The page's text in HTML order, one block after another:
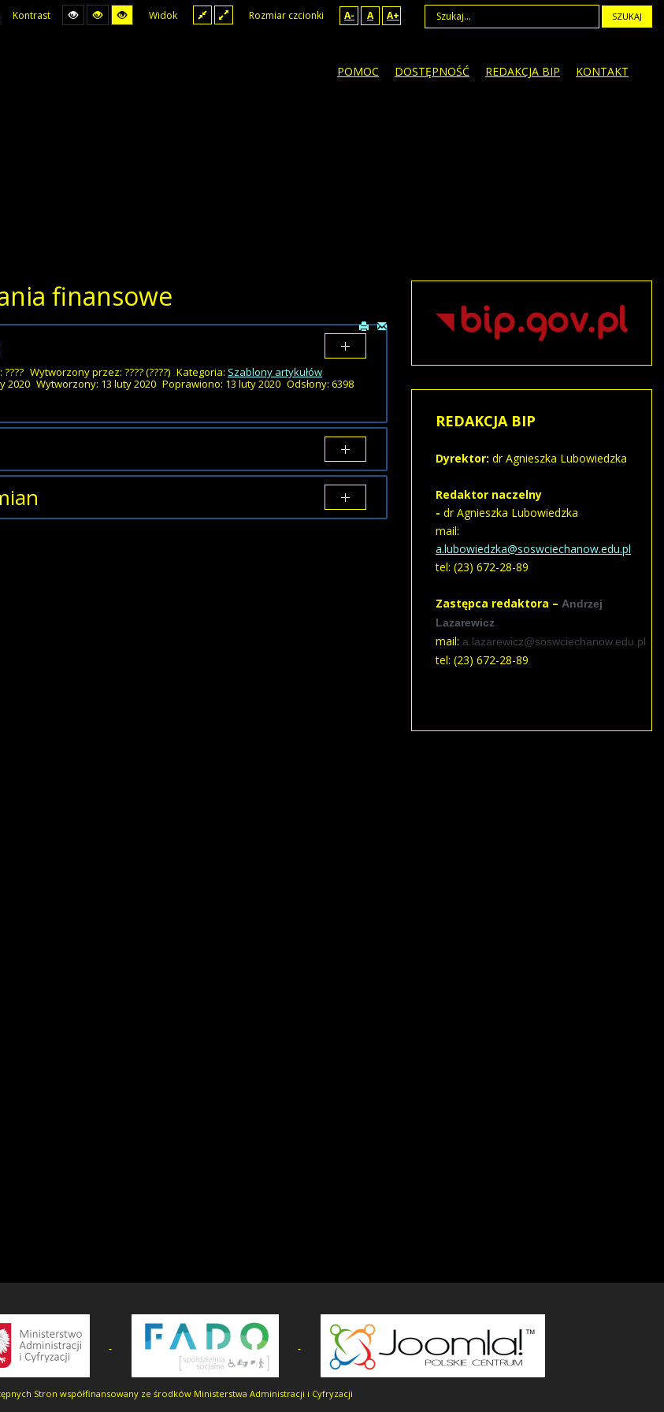
Kontrast Widok Rozmiar czcionki A- A A+ SZUKAJ
POMOC DOSTĘPNOŚĆ REDAKCJA BIP KONTAKT
finansowe
???? Wytworzony przez: ????(????) Kategoria: Szablony artykułów
2020 Wytworzony: 13 luty 2020 Poprawiono: 13 luty 2020 Odsłony: 6398
REDAKCJABIP
Dyrektor: dr Agnieszka Lubowiedzka
Redaktor naczelny
- dr Agnieszka Lubowiedzka
mail:
a.lubowiedzka@soswciechanow.edu.pl
tel: (23) 672-28-89
Zastępca redaktora – Andrzej
Lazarewicz.
mail: a.lazarewicz@soswciechanow.edu.pl
tel: (23) 672-28-89
Stron współfinansowany ze środków Ministerstwa Administracji i Cyfryzacji